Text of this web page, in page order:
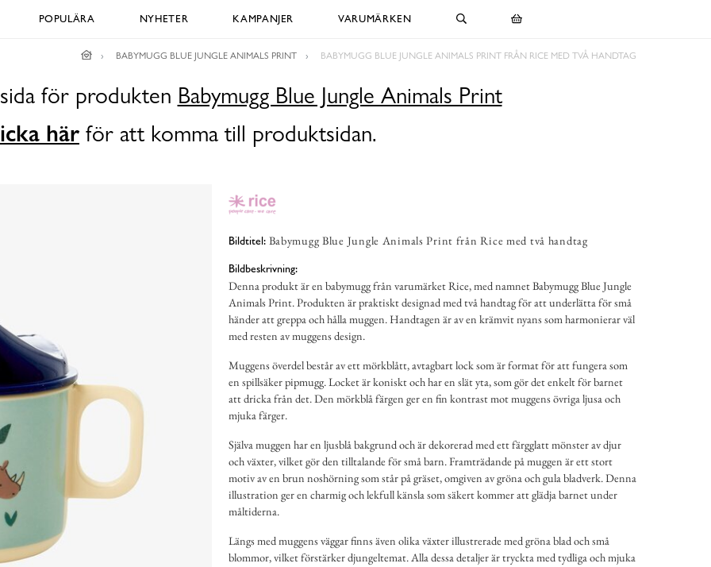
POPULÄRA NYHETER KAMPANJER VARUMÄRKEN
BABYMUGG BLUE JUNGLE ANIMALS PRINT BABYMUGG BLUE JUNGLE ANIMALS PRINT FRÅN RICE MED TVÅ HANDTAG
för produkten Babymugg Blue Jungle Animals Print
här för att komma till produktsidan.
Bildtitel: Babymugg Blue Jungle Animals Print från Rice med två handtag
Bildbeskrivning:
Denna produkt är en babymugg från varumärket Rice, med namnet Babymugg Blue Jungle
Animals Print. Produkten är praktiskt designad med två handtag för att underlätta för små
händer att greppa och hålla muggen. Handtagen är av en krämvit nyans som harmonierar väl
med resten av muggens design.
Muggens överdel består av ett mörkblått, avtagbart lock som är format för att fungera som
en spillsäker pipmugg. Locket är koniskt och har en slät yta, som gör det enkelt för barnet
att dricka från det. Den mörkblå färgen ger en fin kontrast mot muggens övriga ljusa och
mjuka färger.
Själva muggen har en ljusblå bakgrund och är dekorerad med ett färgglatt mönster av djur
och växter, vilket gör den tilltalande för små barn. Framträdande på muggen är ett stort
motiv av en brun noshörning som står på gräset, omgiven av gröna och gula bladverk. Denna
illustration ger en charmig och lekfull känsla som säkert kommer att glädja barnet under
måltiderna.
Längs med muggens väggar finns även olika växter illustrerade med gröna blad och små
blommor, vilket förstärker djungeltemat. Alla dessa detaljer är tryckta med tydliga och mjuka